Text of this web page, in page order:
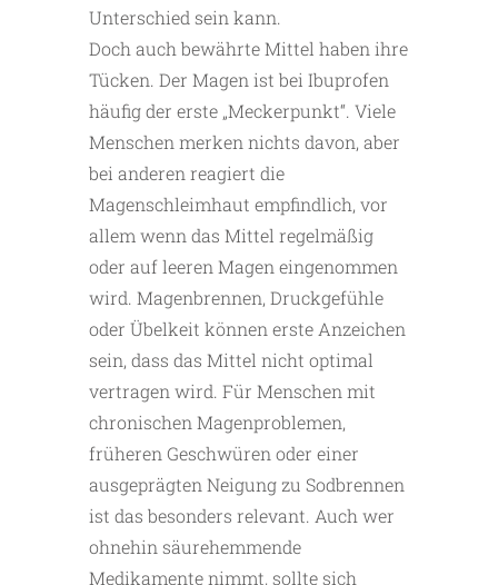
Unterschied sein kann.
Doch auch bewährte Mittel haben ihre
Tücken. Der Magen ist bei Ibuprofen
häufig der erste „Meckerpunkt“. Viele
Menschen merken nichts davon, aber
bei anderen reagiert die
Magenschleimhaut empfindlich, vor
allem wenn das Mittel regelmäßig
oder auf leeren Magen eingenommen
wird. Magenbrennen, Druckgefühle
oder Übelkeit können erste Anzeichen
sein, dass das Mittel nicht optimal
vertragen wird. Für Menschen mit
chronischen Magenproblemen,
früheren Geschwüren oder einer
ausgeprägten Neigung zu Sodbrennen
ist das besonders relevant. Auch wer
ohnehin säurehemmende
Medikamente nimmt, sollte sich